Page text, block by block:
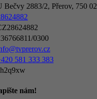
Bečvy 2883/2, Přerov, 750 02
0300
581 333 383
nám!